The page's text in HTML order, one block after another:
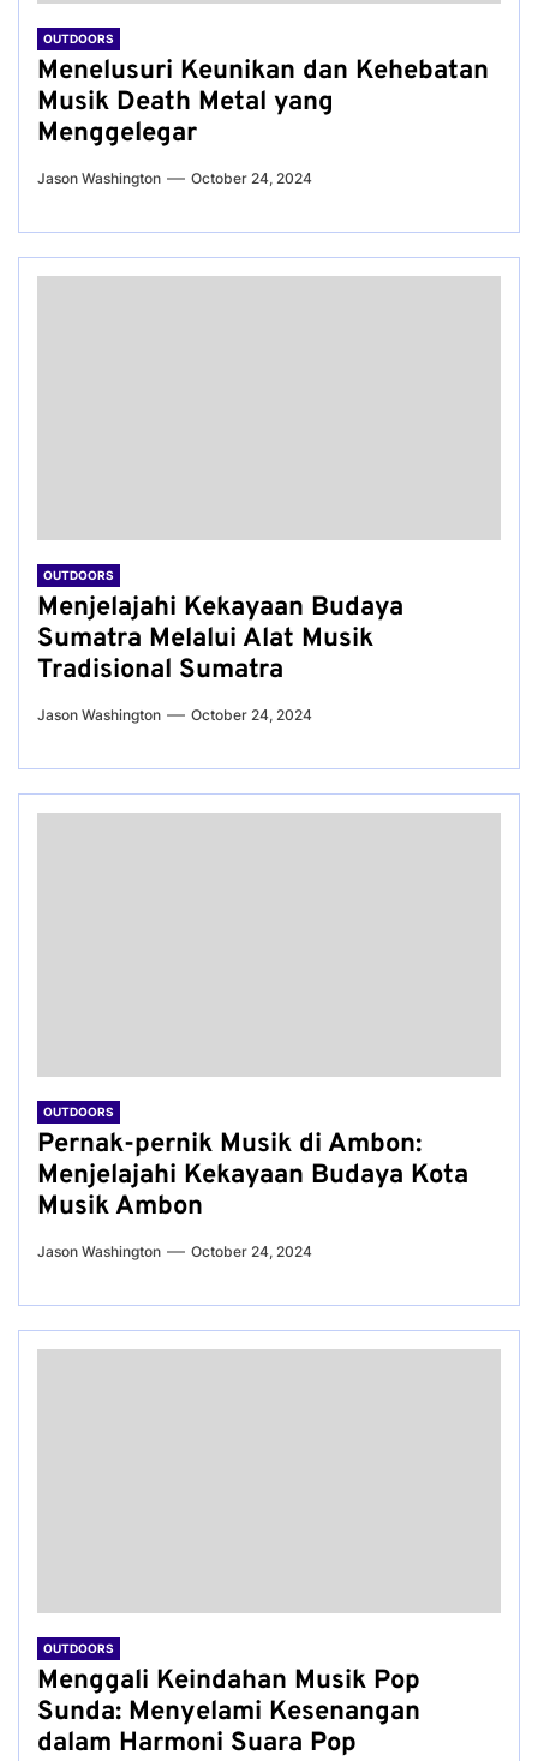
OUTDOORS
Menelusuri Keunikan dan Kehebatan
Musik Death Metal yang
Menggelegar
Jason Washington October 24, 2024
OUTDOORS
Menjelajahi Kekayaan Budaya
Sumatra Melalui Alat Musik
Tradisional Sumatra
Jason Washington October 24, 2024
OUTDOORS
Pernak-pernik Musik di Ambon:
Menjelajahi Kekayaan Budaya Kota
Musik Ambon
Jason Washington October 24, 2024
OUTDOORS
Menggali Keindahan Musik Pop
Sunda: Menyelami Kesenangan
dalam Harmoni Suara Pop